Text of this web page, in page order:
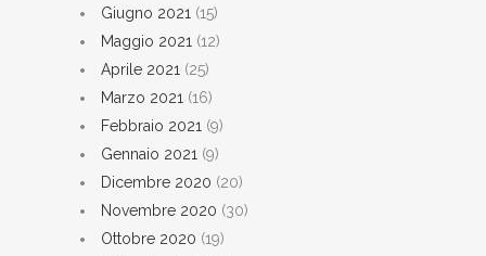
Giugno 2021 (15)
Maggio 2021 (12)
Aprile 2021 (25)
Marzo 2021 (16)
Febbraio 2021 (9)
Gennaio 2021 (9)
Dicembre 2020 (20)
Novembre 2020 (30)
Ottobre 2020 (19)